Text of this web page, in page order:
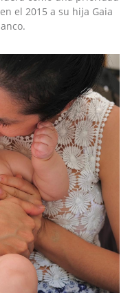
el 2015 a su hija Gaia